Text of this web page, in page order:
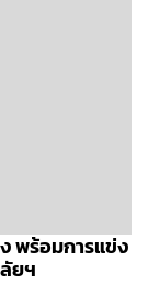
พร้อมการแข่ง
ยฯ